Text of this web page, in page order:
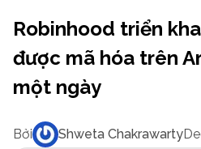
Robinhood triển
được mã hóa trên
một ngày
Bởi Shweta Chakrawarty